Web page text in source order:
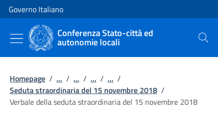
Vai al contenuto
Vai alla navigazione del sito
Governo Italiano
Conferenza Stato-città ed
autonomie locali Cerca
Homepage / ... / ... / ... / ... /
Seduta straordinaria del 15 novembre 2018 /
Verbale della seduta straordinaria del 15 novembre 2018